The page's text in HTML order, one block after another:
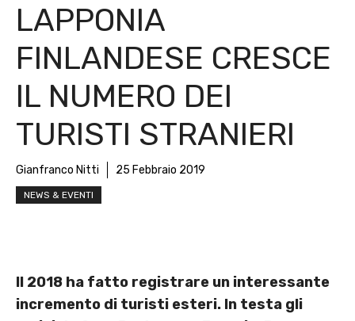
LAPPONIA
FINLANDESE CRESCE
IL NUMERO DEI
TURISTI STRANIERI
Gianfranco Nitti 25 Febbraio 2019
NEWS & EVENTI
Il 2018 ha fatto registrare un interessante
incremento di turisti esteri. In testa gli